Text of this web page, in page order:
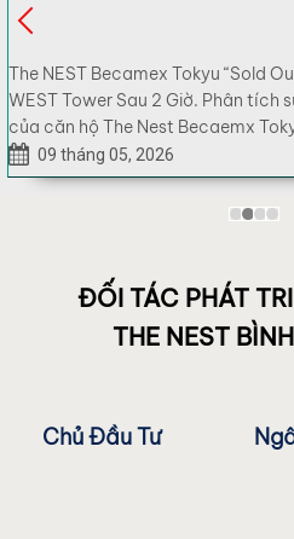
The NEST Becamex Tokyu | EAST
– Cơ Hội Căn Hộ Dưới 3 Tỷ Tại Bình
10 tháng 05, 2026
ĐỐI TÁC PHÁT
THE NEST
Chủ Đầu Tư